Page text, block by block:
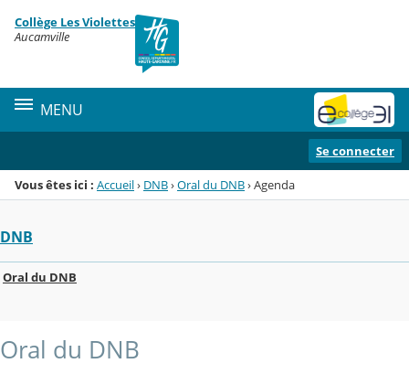
Menu de la rubrique
Contenu
Collège Les Violettes
Aucamville
MENU
Se connecter
Vous êtes ici : Accueil› DNB›Oral du DNB›Agenda
DNB
Oral du DNB
Oral du DNB